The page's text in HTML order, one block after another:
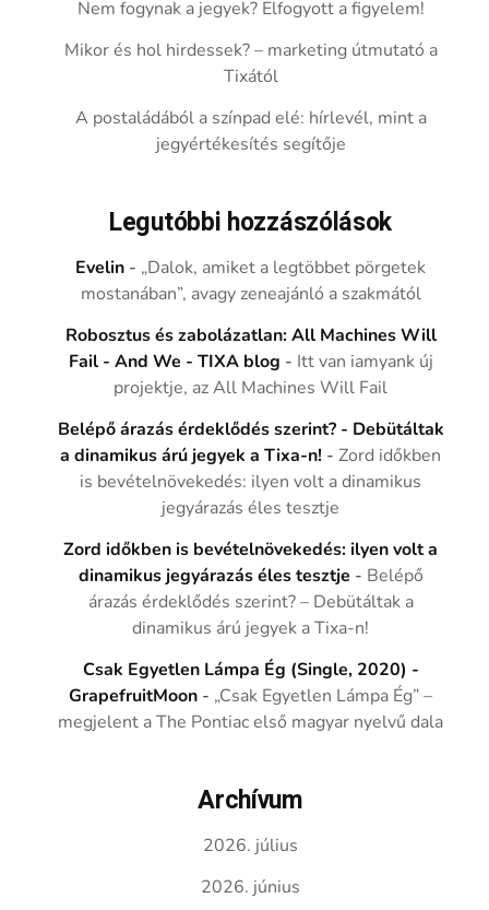
Nem fogynak a jegyek? Elfogyott a figyelem!
Mikor és hol hirdessek? – marketing útmutató a
Tixától
A postaládából a színpad elé: hírlevél, mint a
jegyértékesítés segítője
Legutóbbi hozzászólások
Evelin - „Dalok, amiket a legtöbbet pörgetek
mostanában”, avagy zeneajánló a szakmától
Robosztus és zabolázatlan: All Machines Will
Fail - And We - TIXA blog - Itt van iamyank új
projektje, az All Machines Will Fail
Belépő árazás érdeklődés szerint? - Debütáltak
a dinamikus árú jegyek a Tixa-n! -Zord időkben
is bevételnövekedés: ilyen volt a dinamikus
jegyárazás éles tesztje
Zord időkben is bevételnövekedés: ilyen volt a
dinamikus jegyárazás éles tesztje - Belépő
árazás érdeklődés szerint? – Debütáltak a
dinamikus árú jegyek a Tixa-n!
Csak Egyetlen Lámpa Ég (Single, 2020) -
GrapefruitMoon - „Csak Egyetlen Lámpa Ég” –
megjelent a The Pontiac első magyar nyelvű dala
Archívum
2026. július
2026. június